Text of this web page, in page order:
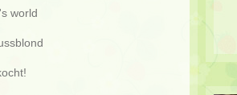
world